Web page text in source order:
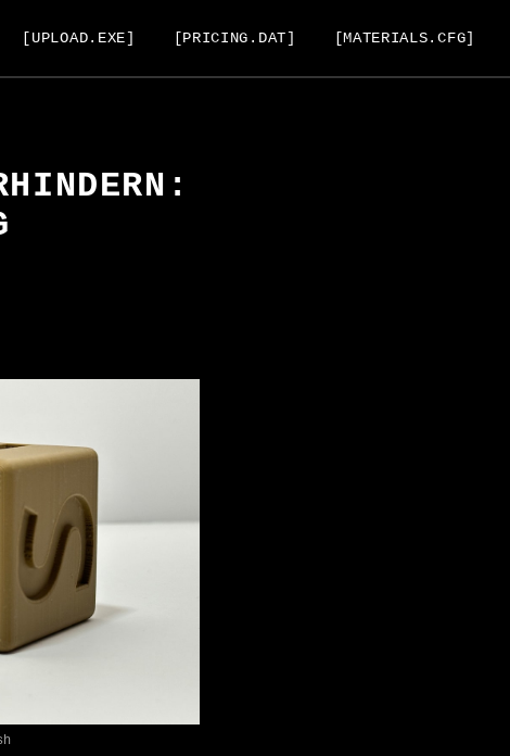
[UPLOAD.EXE] [PRICING.DAT] [MATERIALS.CFG]